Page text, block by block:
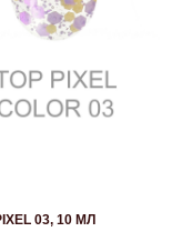
03, 10 МЛ